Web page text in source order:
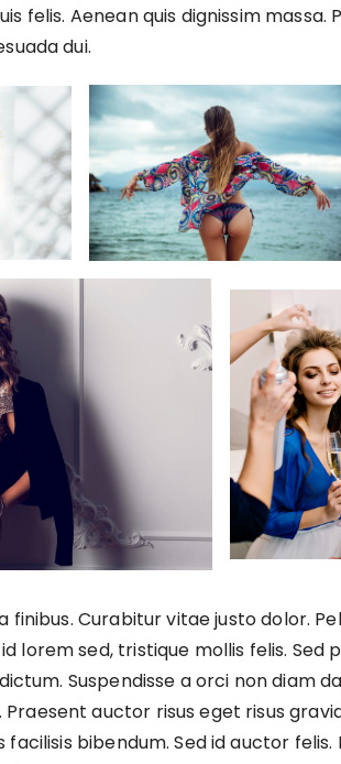
felis. Aenean quis dignissim
dui.
Curabitur vitae justo dolor.
lorem sed, tristique mollis felis.
Suspendisse a orci non diam
auctor risus eget risus
facilisis bibendum. Sed id auctor